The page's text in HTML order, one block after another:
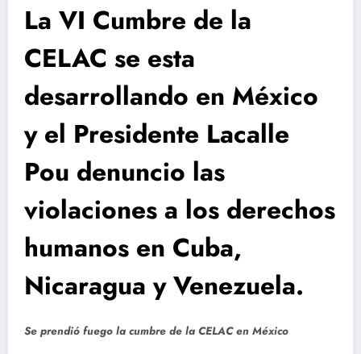
La VI Cumbre de la
CELAC se esta
desarrollando en México
y el Presidente Lacalle
Pou denuncio las
violaciones a los derechos
humanos en Cuba,
Nicaragua y Venezuela.
Se prendió fuego la cumbre de la CELAC en México